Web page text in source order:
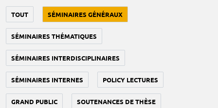
TOUT SÉMINAIRES GÉNÉRAUX
SÉMINAIRES THÉMATIQUES
SÉMINAIRES INTERDISCIPLINAIRES
SÉMINAIRES INTERNES POLICY LECTURES
GRAND PUBLIC SOUTENANCES DE THÈSE